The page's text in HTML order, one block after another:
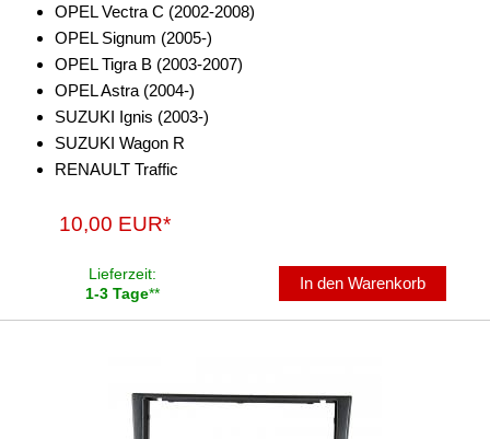
OPEL Vectra C (2002-2008)
OPEL Signum (2005-)
OPEL Tigra B (2003-2007)
OPEL Astra (2004-)
SUZUKI Ignis (2003-)
SUZUKI Wagon R
RENAULT Traffic
10,00 EUR*
Lieferzeit:
1-3 Tage**
In den Warenkorb